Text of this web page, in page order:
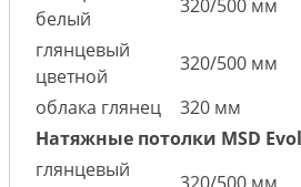
белый
320/500 мм
глянцевый
цветной
320/500 мм
облака глянец
320 мм
Натяжные потолки MSD
глянцевый